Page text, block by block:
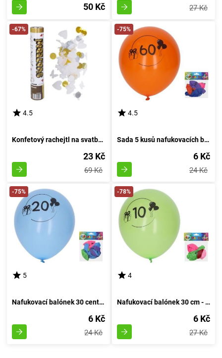
50 Kč 27 Kč
-67%
4.5
Konfetový rachejtl na svatbu, výstřelový, délka 30 cm
23 Kč
69 Kč
-75%
4.5
Sada 5 kusů nafukovacích balónků o průměru 30 cm - číslo 60
6 Kč
24 Kč
-75%
5
Nafukovací balónek 30 centimetrů - sada 5 kusů, s číslem 20
6 Kč
24 Kč
-78%
4
Nafukovací balónek 30 cm - sada 5 kusů, s číslem 10
6 Kč
27 Kč